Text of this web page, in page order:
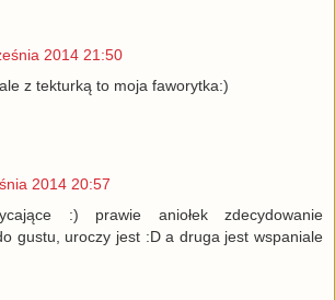
2014 21:50
z tekturką to moja faworytka:)
2014 20:57
:) prawie aniołek zdecydowanie
gustu, uroczy jest :D a druga jest wspaniale